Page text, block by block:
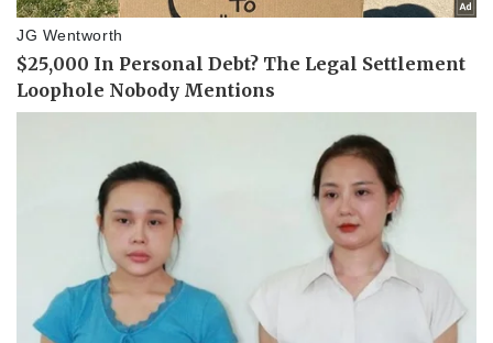
Khởi nghiệp
Chứng khoán
Giá cà phê